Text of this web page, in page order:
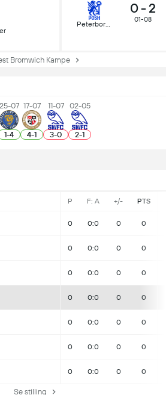
Peterborough
0- 2
01-08
Bromwich Kampe
25-07
1-4
17-07
4-1
11-07
3-0
02-05
2-1
P F: A +/- PTS
0 0:0 0 0
0 0:0 0 0
0 0:0 0 0
0 0:0 0 0
0 0:0 0 0
0 0:0 0 0
0 0:0 0 0
Se stilling